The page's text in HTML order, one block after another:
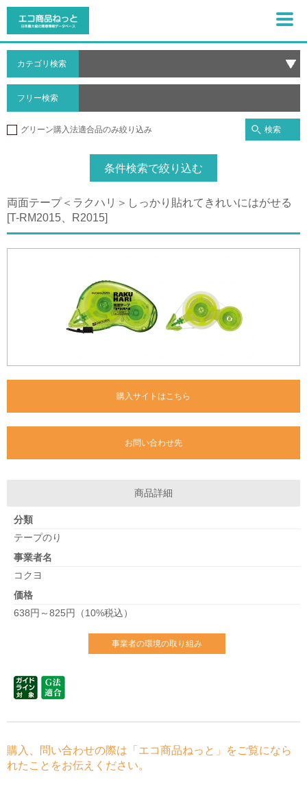
カテゴリ検索
フリー検索
グリーン購入法適合品のみ絞り込み 検索
条件検索で絞り込む
両面テープ＜ラクハリ＞しっかり貼れてきれいにはがせる
[T-RM2015、R2015]
購入サイトはこちら
お問い合わせ先
商品詳細
分類
テープのり
事業者名
コクヨ
価格
638円～825円（10%税込）
事業者の環境の取り組み
購入、問い合わせの際は「エコ商品ねっと」をご覧になら
れたことをお伝えください。